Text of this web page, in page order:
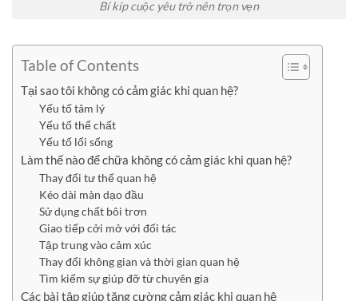
Bí kíp cuộc yêu trở nên trọn vẹn
Table of Contents
Tại sao tôi không có cảm giác khi quan hệ?
Yếu tố tâm lý
Yếu tố thể chất
Yếu tố lối sống
Làm thế nào để chữa không có cảm giác khi quan hệ?
Thay đổi tư thế quan hệ
Kéo dài màn dạo đầu
Sử dụng chất bôi trơn
Giao tiếp cởi mở với đối tác
Tập trung vào cảm xúc
Thay đổi không gian và thời gian quan hệ
Tìm kiếm sự giúp đỡ từ chuyên gia
Các bài tập giúp tăng cường cảm giác khi quan hệ